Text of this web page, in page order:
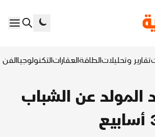
تقارير وتحليلاتالطاقةالعقاراتالتكنولوجياالفن
المولد عن الشباب